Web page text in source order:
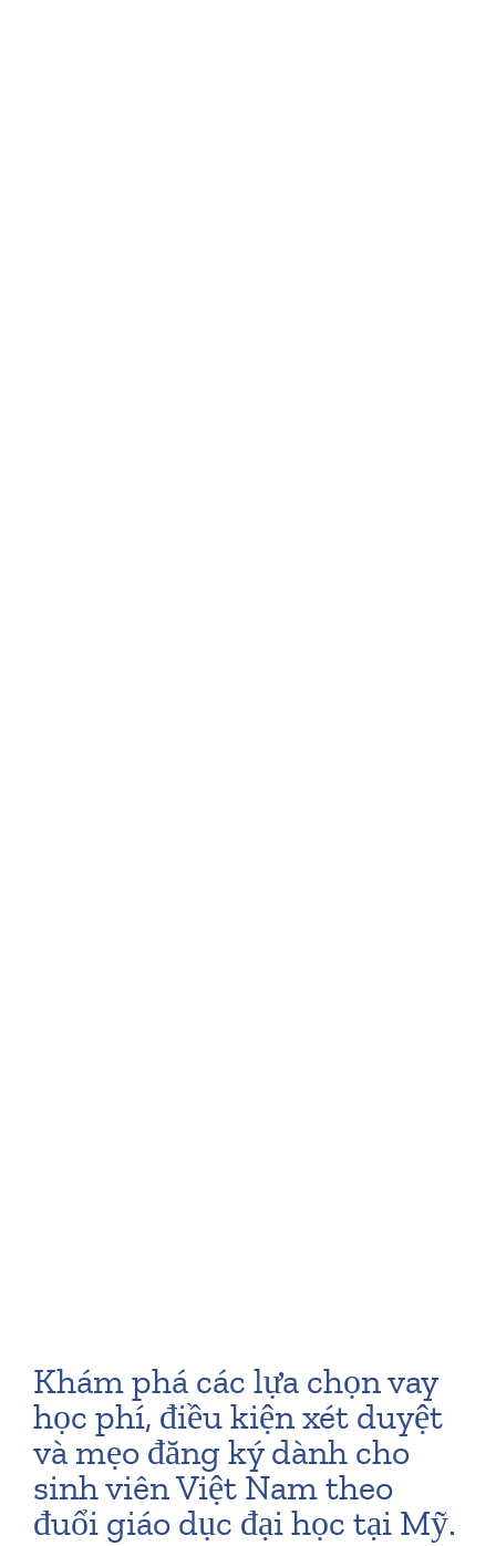
Khám phá các lựa chọn vay
học phí, điều kiện xét duyệt
và mẹo đăng ký dành cho
sinh viên Việt Nam theo
đuổi giáo dục đại học tại Mỹ.